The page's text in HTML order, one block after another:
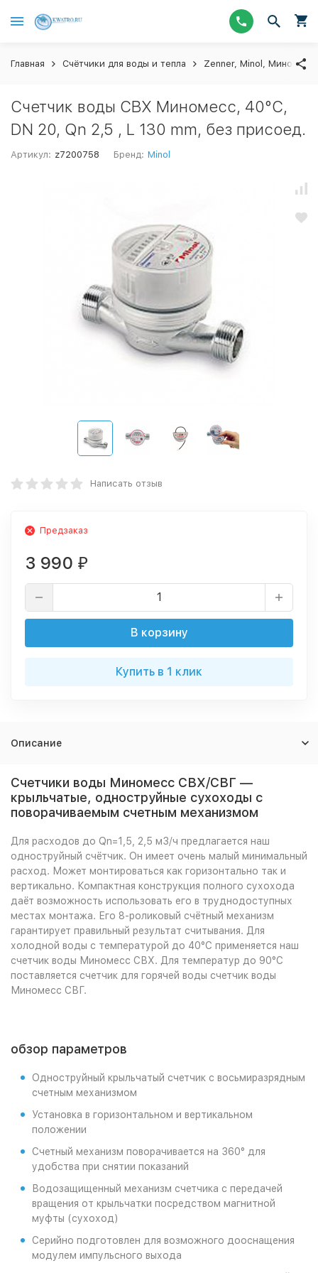
Главная Счётчики для воды и тепла Zenner, Minol, Миномесс
Счетчик воды СВХ Миномесс, 40°C,
DN 20, Qn 2,5 , L 130 mm, без присоед.
Артикул: z7200758 Бренд: Minol
Написать отзыв
Предзаказ
3 990 ₽
В корзину
Купить в 1 клик
Описание
Счетчики воды Миномесс СВХ/СВГ —
крыльчатые, одноструйные сухоходы с
поворачиваемым счетным механизмом
Для расходов до Qn=1,5, 2,5 м3/ч предлагается наш
одноструйный счётчик. Он имеет очень малый минимальный
расход. Может монтироваться как горизонтально так и
вертикально. Компактная конструкция полного сухохода
даёт возможность использовать его в труднодоступных
местах монтажа. Его 8-роликовый счётный механизм
гарантирует правильный результат считывания. Для
холодной воды с температурой до 40°С применяется наш
счетчик воды Миномесс СВХ. Для температур до 90°С
поставляется счетчик для горячей воды счетчик воды
Миномесс СВГ.
обзор параметров
Одноструйный крыльчатый счетчик с восьмиразрядным
счетным механизмом
Установка в горизонтальном и вертикальном
положении
Счетный механизм поворачивается на 360° для
удобства при снятии показаний
Водозащищенный механизм счетчика с передачей
вращения от крыльчатки посредством магнитной
муфты (сухоход)
Серийно подготовлен для возможного дооснащения
модулем импульсного выхода